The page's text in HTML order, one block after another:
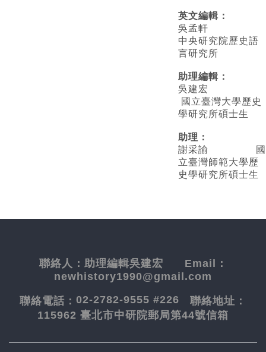
英文編輯 ：
吳孟軒
中央研究院歷史語
言研究所
助理編輯：
吳建宏
國立臺灣大學歷史
學研究所碩士生
助理：
謝采諭
國
立臺灣師範大學歷
史學研究所碩士生
聯絡人： 助理編輯吳建宏 Email：
newhistory1990@gmail.com
聯絡電話： 02-2782-9555 #226 聯絡地址：
115962 臺北市中研院郵局第44號信箱